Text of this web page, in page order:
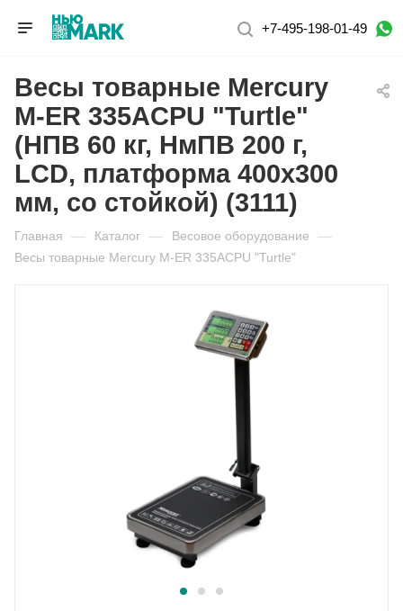
+7-495-198-01-49
Весы товарные Mercury
M-ER 335ACPU "Turtle"
(НПВ 60 кг, НмПВ 200 г,
LCD, платформа 400х300
мм, со стойкой) (3111)
Главная — Каталог — Весовое оборудование —
Весы товарные Mercury M-ER 335ACPU "Turtle"